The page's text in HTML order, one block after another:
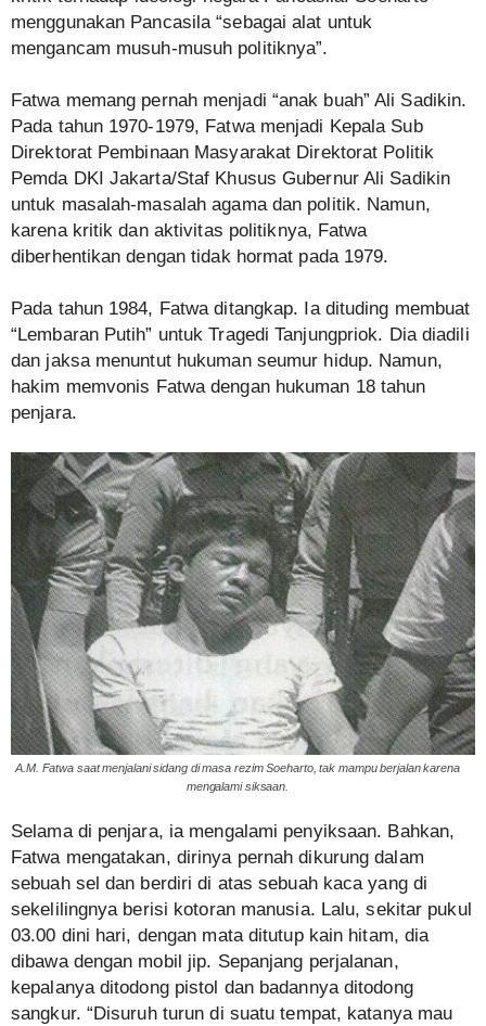
menggunakan Pancasila “sebagai alat untuk
mengancam musuh-musuh politiknya”.
Fatwa memang pernah menjadi “anak buah” Ali Sadikin.
Pada tahun 1970-1979, Fatwa menjadi Kepala Sub
Direktorat Pembinaan Masyarakat Direktorat Politik
Pemda DKI Jakarta/Staf Khusus Gubernur Ali Sadikin
untuk masalah-masalah agama dan politik. Namun,
karena kritik dan aktivitas politiknya, Fatwa
diberhentikan dengan tidak hormat pada 1979.
Pada tahun 1984, Fatwa ditangkap. Ia dituding membuat
“Lembaran Putih” untuk Tragedi Tanjungpriok. Dia diadili
dan jaksa menuntut hukuman seumur hidup. Namun,
hakim memvonis Fatwa dengan hukuman 18 tahun
penjara.
A.M. Fatwa saat menjalani sidang di masa rezim Soeharto, tak mampu berjalan karena
mengalami siksaan.
Selama di penjara, ia mengalami penyiksaan. Bahkan,
Fatwa mengatakan, dirinya pernah dikurung dalam
sebuah sel dan berdiri di atas sebuah kaca yang di
sekelilingnya berisi kotoran manusia. Lalu, sekitar pukul
03.00 dini hari, dengan mata ditutup kain hitam, dia
dibawa dengan mobil jip. Sepanjang perjalanan,
kepalanya ditodong pistol dan badannya ditodong
sangkur. “Disuruh turun di suatu tempat, katanya mau